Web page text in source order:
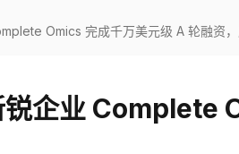
Omics 完成千万美元级 A 轮融资
企业 Complete